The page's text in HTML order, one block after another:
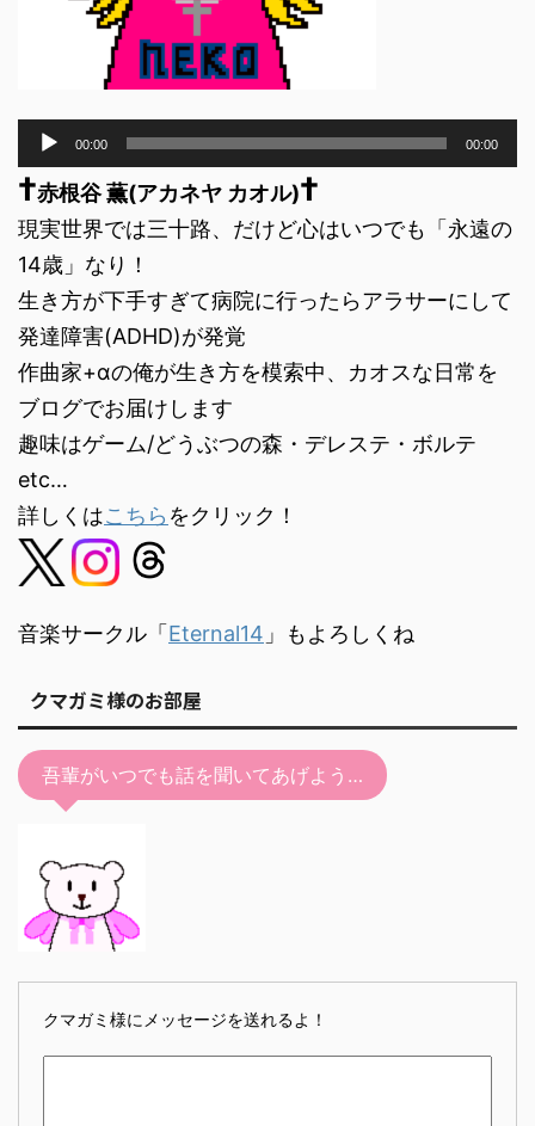
プ
ー
ヤ
ー
00:00 00:00
†赤根谷 薫(アカネヤ カオル)†
現実世界では三十路、だけど心はいつでも「永遠の
14歳」なり！
生き方が下手すぎて病院に行ったらアラサーにして
発達障害(ADHD)が発覚
作曲家+αの俺が生き方を模索中、カオスな日常を
ブログでお届けします
趣味はゲーム/どうぶつの森・デレステ・ボルテ
etc…
詳しくはこちら をクリック！
音楽サークル「Eternal14 」もよろしくね
クマガミ様のお部屋
吾輩がいつでも話を聞いてあげよう…
クマガミ様にメッセージを送れるよ！